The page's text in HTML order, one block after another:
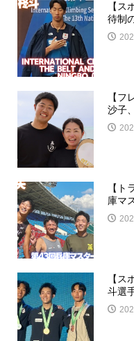
【ス
待制
【フ
沙子
【ト
庫マ
【ス
斗選